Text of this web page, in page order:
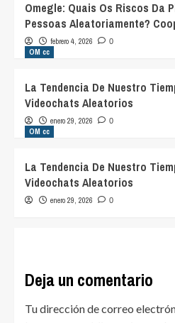
Omegle: Quais Os Riscos Da
Pessoas Aleatoriamente?
febrero 4, 2026 0
OM cc
La Tendencia De Nuestro
Videochats Aleatorios
enero 29, 2026 0
OM cc
La Tendencia De Nuestro
Videochats Aleatorios
enero 29, 2026 0
Deja un comentario
Tu dirección de correo